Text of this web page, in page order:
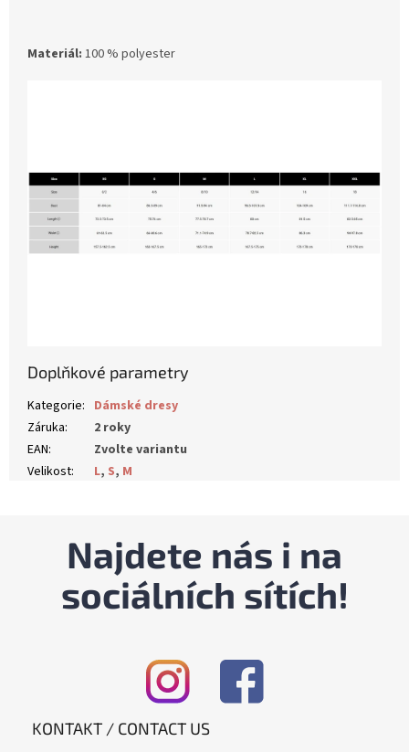
Materiál: 100 % polyester
Doplňkové parametry
Kategorie: Dámské dresy
Záruka:
2 roky
EAN:
Zvolte variantu
Velikost: L, S, M
Najdete nás i na
sociálních sítích!
KONTAKT / CONTACT US